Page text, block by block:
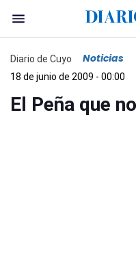
Diario de Cuyo Noticias
18 de junio de 2009 - 00:00
El Peña que